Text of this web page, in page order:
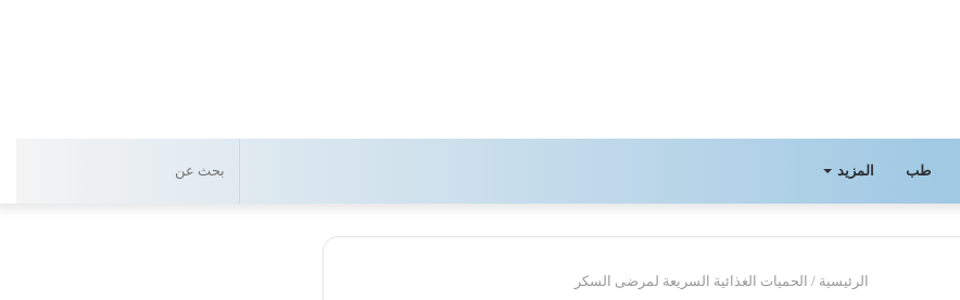
طب المزيد
الرئيسية / الحميات الغذائية السريعة لمرضى السكر